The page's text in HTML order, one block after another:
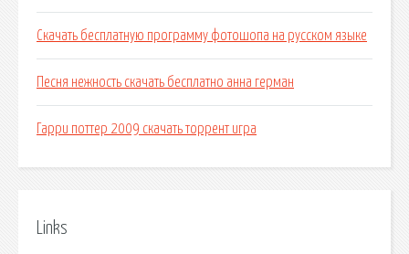
Скачать бесплатную программу фотошопа на русском языке
Песня нежность скачать бесплатно анна герман
Гарри поттер 2009 скачать торрент игра
Links